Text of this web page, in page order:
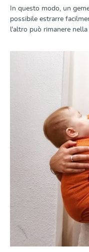
In questo modo, un
possibile estrarre
l'altro può rimanere nella